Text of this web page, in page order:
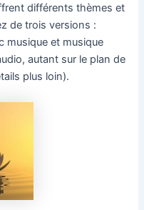
différents thèmes et
de trois versions :
musique et musique
autant sur le plan de
plus loin).